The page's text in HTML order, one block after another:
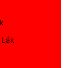
Lắk